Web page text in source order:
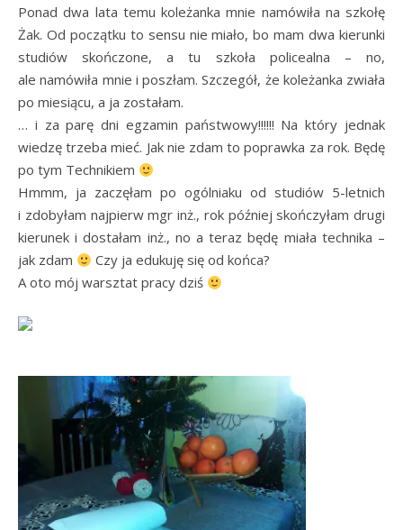
Ponad dwa lata temu koleżanka mnie namówiła na szkołę
Żak. Od początku to sensu nie miało, bo mam dwa kierunki
studiów skończone, a tu szkoła policealna – no,
ale namówiła mnie i poszłam. Szczegół, że koleżanka zwiała
po miesiącu, a ja zostałam.
… i za parę dni egzamin państwowy!!!!!! Na który jednak
wiedzę trzeba mieć. Jak nie zdam to poprawka za rok. Będę
po tym Technikiem
Hmmm, ja zaczęłam po ogólniaku od studiów 5-letnich
i zdobyłam najpierw mgr inż., rok później skończyłam drugi
kierunek i dostałam inż., no a teraz będę miała technika –
jak zdam
Czy ja edukuję się od końca?
A oto mój warsztat pracy dziś